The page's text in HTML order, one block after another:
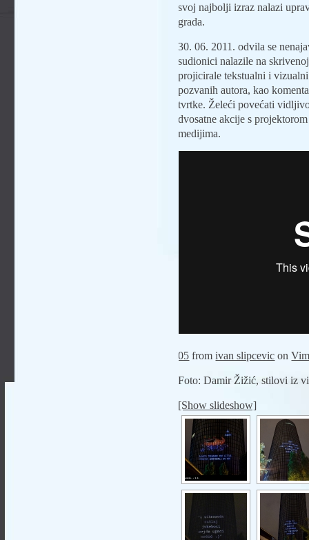
svoj najbolji izraz nalazi
grada.
30. 06. 2011. odvila se
sudionici nalazile na
projicirale tekstualni i
pozvanih autora, kao
tvrtke. Želeći povećati
dvosatne akcije s
medijima.
05 fromivan slipcevic on
Foto: Damir Žižić, stilovi iz
[Show slideshow]